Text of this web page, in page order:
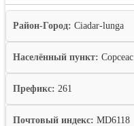
Район-Город: Ciadar-lunga
Населённый пункт: Copceac
Префикс: 261
Почтовый индекс: MD6118